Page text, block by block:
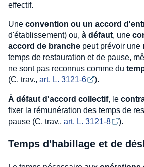
effectif.
Une convention ou un accord
d'établissement) ou, à défaut, une
accord de branche peut prévoir une
temps de restauration et de pause,
ne sont pas reconnus comme du
(C. trav., art. L. 3121-6 ).
À défaut d'accord collectif, le
fixer la rémunération des temps de
pause (C. trav., art. L. 3121-8 ).
Temps d'habillage et de